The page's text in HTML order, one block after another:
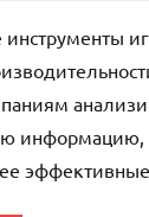
инструменты
информацию,